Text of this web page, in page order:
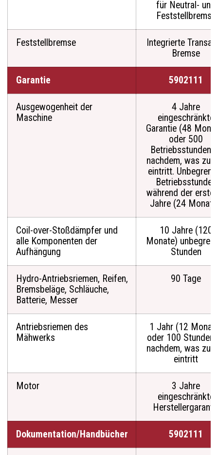
für Neutral- und
Feststellbremse
Feststellbremse
Integrierte
Bremse
Garantie 5902111
Ausgewogenheit der
Maschine
4 Jahre
eingeschränkte
Garantie (48
oder 500
Betriebsstunden,
nachdem, was
eintritt.
Betriebsstunden
während der
Jahre (24
Coil-over-Stoßdämpfer und
alle Komponenten der
Aufhängung
10 Jahre (120
Monate)
Stunden
Hydro-Antriebsriemen, Reifen,
Bremsbeläge, Schläuche,
Batterie, Messer
90 Tage
Antriebsriemen des
Mähwerks
1 Jahr (12
oder 100 Stunden,
nachdem, was
eintritt
Motor
3 Jahre
eingeschränkte
Dokumentation/Handbücher 5902111